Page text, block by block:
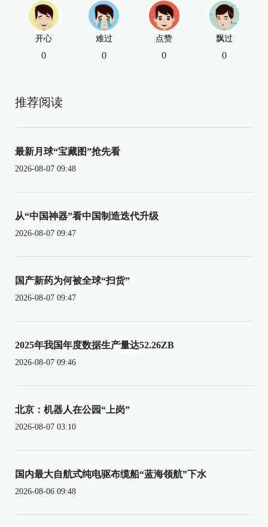
开心
0
难过
0
点赞
0
飘过
0
推荐阅读
最新月球“宝藏图”抢先看
2026-08-07 09:48
从“中国神器”看中国制造迭代升级
2026-08-07 09:47
国产新药为何被全球“扫货”
2026-08-07 09:47
2025年我国年度数据生产量达52.26ZB
2026-08-07 09:46
北京：机器人在公园“上岗”
2026-08-07 03:10
国内最大自航式纯电驱布缆船“蓝海领航”下水
2026-08-06 09:48